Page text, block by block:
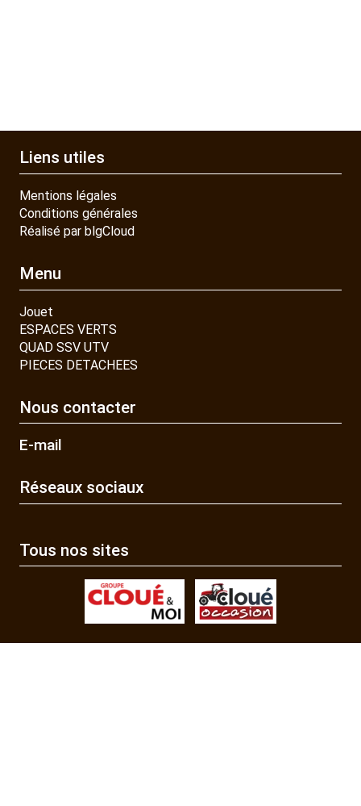
Liens utiles
Mentions légales
Conditions générales
Réalisé par blgCloud
Menu
Jouet
ESPACES VERTS
QUAD SSV UTV
PIECES DETACHEES
Nous contacter
E-mail
Réseaux sociaux
Tous nos sites